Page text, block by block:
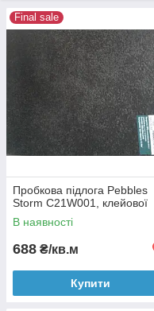
Final sale
Пробкова підлога Pebbles
Storm C21W001, клейової
В наявності
688 ₴/кв.м
Купити